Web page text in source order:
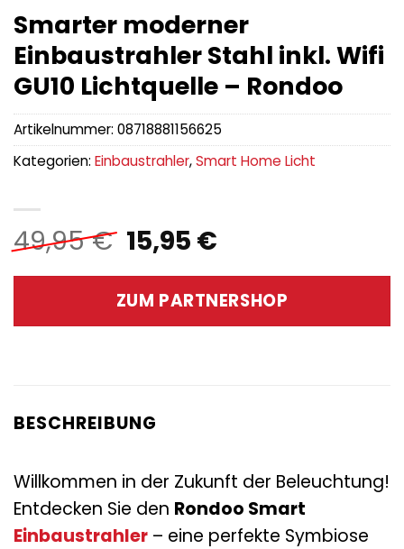
Smarter moderner
Einbaustrahler Stahl inkl. Wifi
GU10 Lichtquelle – Rondoo
49,95€ Ursprünglicher
Preis
war:
49,95 €
15,95 €Aktueller
ist:
15,95 €.
ZUM PARTNERSHOP
Artikelnummer: 08718881156625
Kategorien: Einbaustrahler,Smart Home Licht
BESCHREIBUNG
Willkommen in der Zukunft der Beleuchtung!
Entdecken Sie den Rondoo Smart
Einbaustrahler – eine perfekte Symbiose